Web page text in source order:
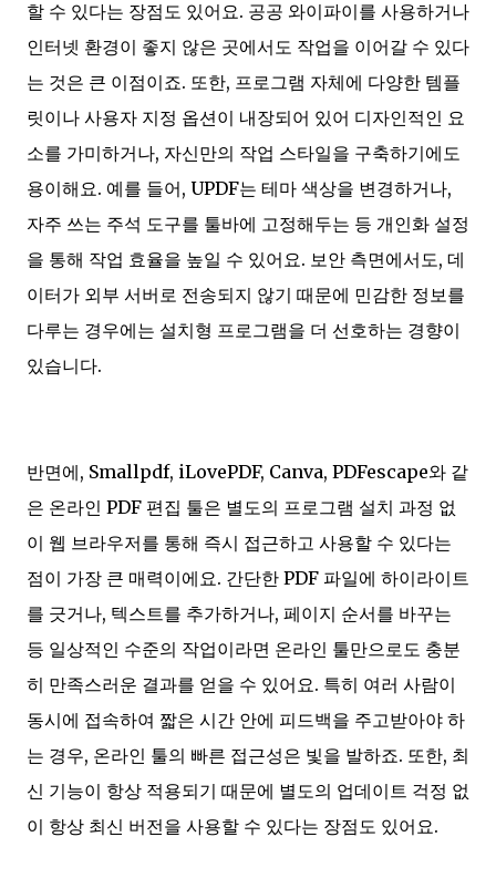
할 수 있다는 장점도 있어요. 공공 와이파이를 사용하거나
인터넷 환경이 좋지 않은 곳에서도 작업을 이어갈 수 있다
는 것은 큰 이점이죠. 또한, 프로그램 자체에 다양한 템플
릿이나 사용자 지정 옵션이 내장되어 있어 디자인적인 요
소를 가미하거나, 자신만의 작업 스타일을 구축하기에도
용이해요. 예를 들어, UPDF는 테마 색상을 변경하거나,
자주 쓰는 주석 도구를 툴바에 고정해두는 등 개인화 설정
을 통해 작업 효율을 높일 수 있어요. 보안 측면에서도, 데
이터가 외부 서버로 전송되지 않기 때문에 민감한 정보를
다루는 경우에는 설치형 프로그램을 더 선호하는 경향이
있습니다.
반면에, Smallpdf, iLovePDF, Canva, PDFescape와 같
은 온라인 PDF 편집 툴은 별도의 프로그램 설치 과정 없
이 웹 브라우저를 통해 즉시 접근하고 사용할 수 있다는
점이 가장 큰 매력이에요. 간단한 PDF 파일에 하이라이트
를 긋거나, 텍스트를 추가하거나, 페이지 순서를 바꾸는
등 일상적인 수준의 작업이라면 온라인 툴만으로도 충분
히 만족스러운 결과를 얻을 수 있어요. 특히 여러 사람이
동시에 접속하여 짧은 시간 안에 피드백을 주고받아야 하
는 경우, 온라인 툴의 빠른 접근성은 빛을 발하죠. 또한, 최
신 기능이 항상 적용되기 때문에 별도의 업데이트 걱정 없
이 항상 최신 버전을 사용할 수 있다는 장점도 있어요.